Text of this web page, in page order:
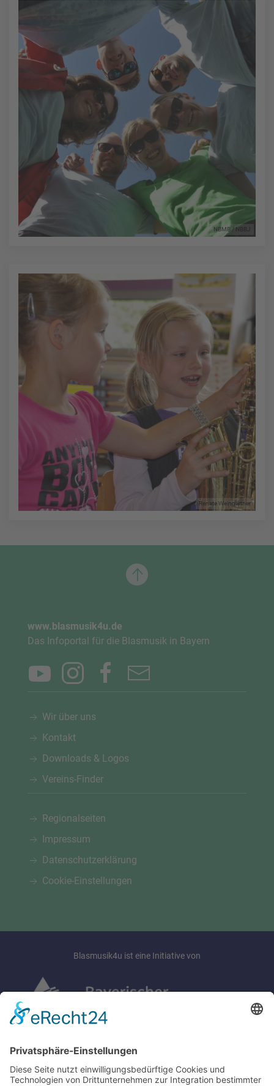
NBMB / NBBJ
Renate Weingärtner
www.blasmusik4u.de
Das Infoportal für die Blasmusik in Bayern
Wir über uns
Kontakt
Downloads & Logos
Vereins-Finder
Regionalseiten
Impressum
Datenschutzerklärung
Cookie-Einstellungen
Blasmusik4u ist eine Initiative von